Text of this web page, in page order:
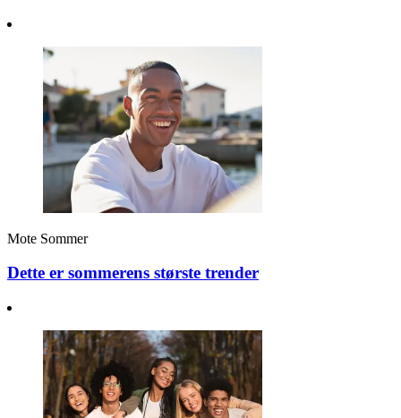
Mote Sommer
Dette er sommerens største trender